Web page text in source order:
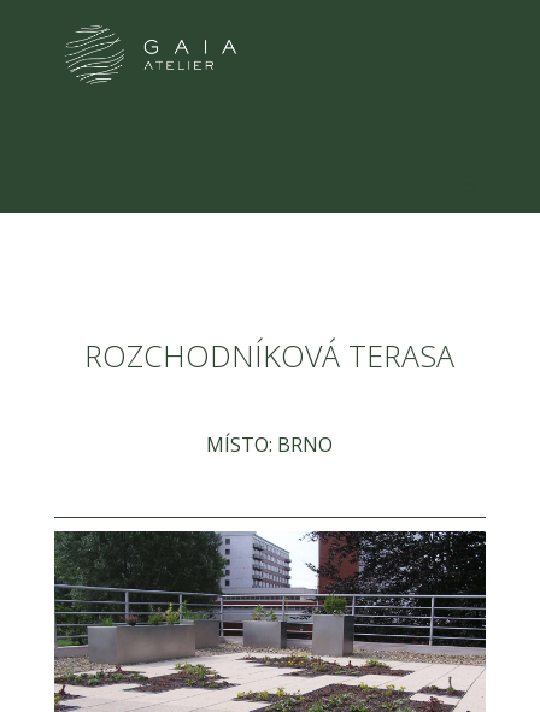
ROZCHODNÍKOVÁ TERASA
MÍSTO: BRNO